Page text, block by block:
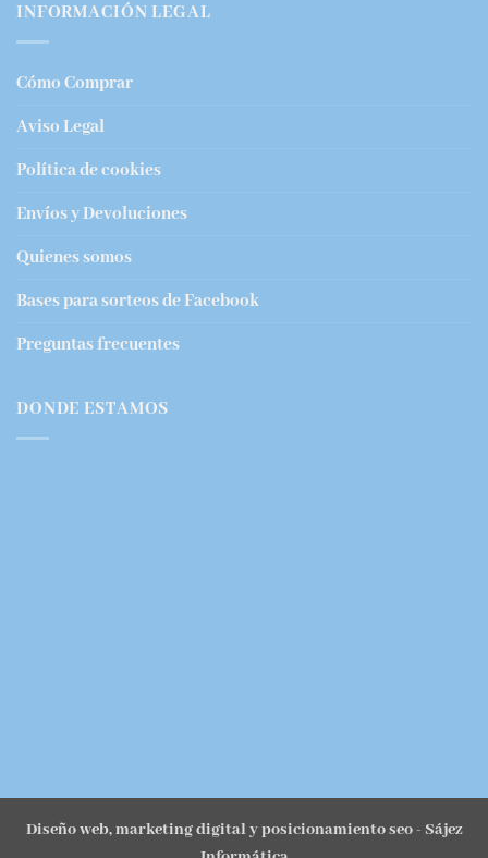
INFORMACIÓN LEGAL
Cómo Comprar
Aviso Legal
Política de cookies
Envíos y Devoluciones
Quienes somos
Bases para sorteos de Facebook
Preguntas frecuentes
DONDE ESTAMOS
Diseño web, marketing digital y posicionamiento seo- Sájez